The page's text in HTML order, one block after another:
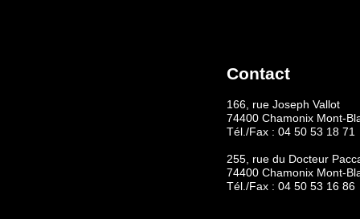
Contact
166, rue Joseph Vallot
74400 Chamonix Mont-
Tél./Fax : 04 50 53 18 71
255, rue du Docteur
74400 Chamonix Mont-
Tél./Fax : 04 50 53 16 86